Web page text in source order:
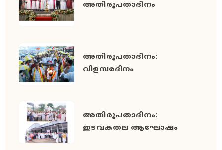
അതിരൂപതാദിനം
അതിരൂപതാദിനം:
വിളമ്പരദിനം
അതിരൂപതാദിനം:
ഇടവകതല ആഘോഷം